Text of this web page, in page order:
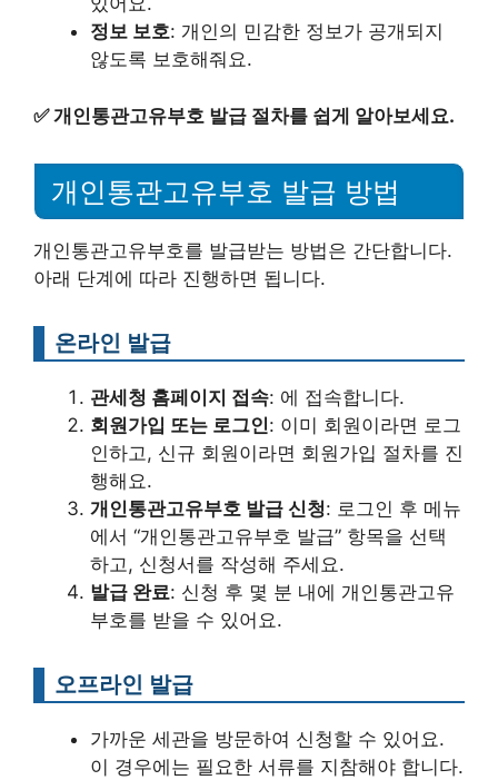
정보 보호: 개인의 민감한 정보가 공개되지
않도록 보호해줘요.
✅개인통관고유부호 발급 절차를 쉽게 알아보세요.
개인통관고유부호 발급 방법
개인통관고유부호를 발급받는 방법은 간단합니다.
아래 단계에 따라 진행하면 됩니다.
온라인 발급
관세청 홈페이지 접속: 에 접속합니다.
회원가입 또는 로그인: 이미 회원이라면 로그
인하고, 신규 회원이라면 회원가입 절차를 진
행해요.
개인통관고유부호 발급 신청: 로그인 후 메뉴
에서 “개인통관고유부호 발급” 항목을 선택
하고, 신청서를 작성해 주세요.
발급 완료: 신청 후 몇 분 내에 개인통관고유
부호를 받을 수 있어요.
오프라인 발급
가까운 세관을 방문하여 신청할 수 있어요.
이 경우에는 필요한 서류를 지참해야 합니다.